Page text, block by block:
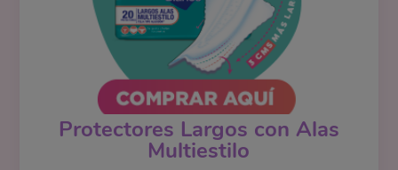
Protectores Largos con Alas
Multiestilo